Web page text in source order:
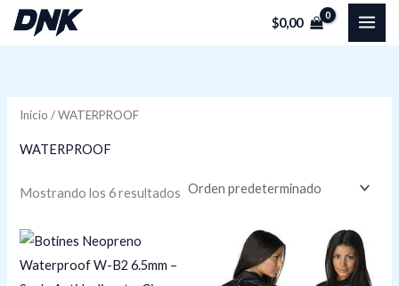
$0,00
Inicio / WATERPROOF
WATERPROOF
Mostrando los 6 resultados
de
precios: